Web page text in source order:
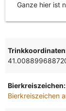
Ganze hier ist
Bierkreiszeichen:
Bierkreiszeichen